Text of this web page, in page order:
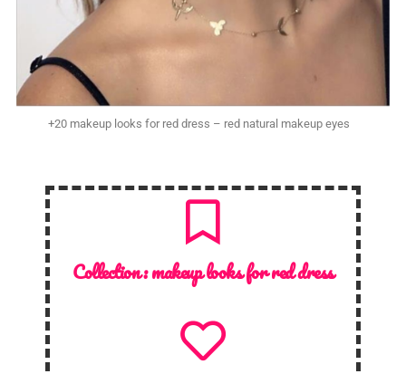
+20 makeup looks for red dress – red natural makeup eyes
Collection :makeup looks for red dress